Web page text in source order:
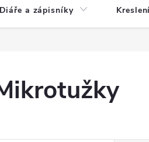
Diáře a zápisníky Kreslení